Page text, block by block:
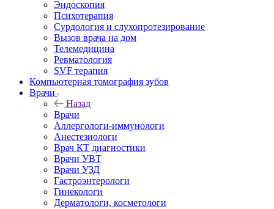
Эндоскопия
Психотерапия
Сурдология и слухопротезирование
Вызов врача на дом
Телемедицина
Ревматология
SVF терапия
Компьютерная томография зубов
Врачи
Назад
Врачи
Аллергологи-иммунологи
Анестезиологи
Врач КТ диагностики
Врачи УВТ
Врачи УЗД
Гастроэнтерологи
Гинекологи
Дерматологи, косметологи